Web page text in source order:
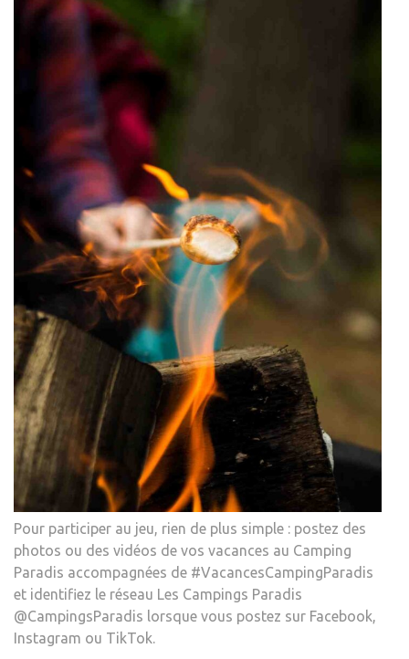
Pour participer au jeu, rien de plus simple : postez des
photos ou des vidéos de vos vacances au Camping
Paradis accompagnées de #VacancesCampingParadis
et identifiez le réseau Les Campings Paradis
@CampingsParadis lorsque vous postez sur Facebook,
Instagram ou TikTok.